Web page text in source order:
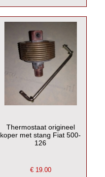
Thermostaat origineel
koper met stang Fiat 500-
126
€ 19.00